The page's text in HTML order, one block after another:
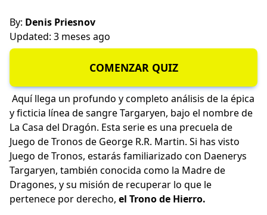
By: Denis Priesnov
Updated: 3 meses ago
COMENZAR QUIZ
Aquí llega un profundo y completo análisis de la épica
y ficticia línea de sangre Targaryen, bajo el nombre de
La Casa del Dragón. Esta serie es una precuela de
Juego de Tronos de George R.R. Martin. Si has visto
Juego de Tronos, estarás familiarizado con Daenerys
Targaryen, también conocida como la Madre de
Dragones, y su misión de recuperar lo que le
pertenece por derecho, el Trono de Hierro.